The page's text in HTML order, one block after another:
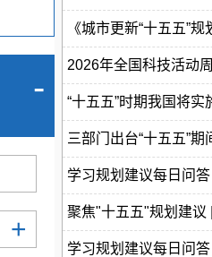
-
+
《城市更新“十五五”
2026年全国科技活动
“十五五”时期我国将
三部门出台“十五五”
学习规划建议每日问
聚焦"十五五"规划建议
学习规划建议每日问